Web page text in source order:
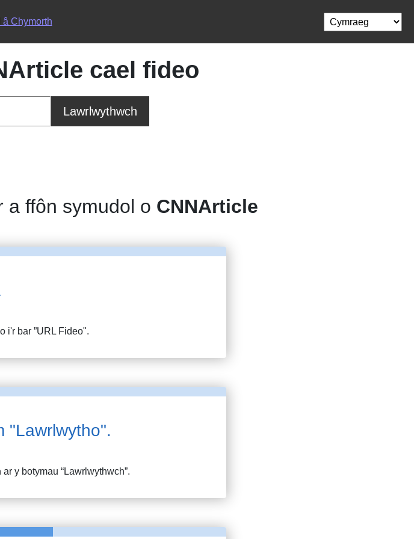
â Chymorth
cael fideo
Lawrlwythwch
a ffôn symudol o CNNArticle
i'r bar ”URL Fideo".
"Lawrlwytho".
y botymau “Lawrlwythwch”.